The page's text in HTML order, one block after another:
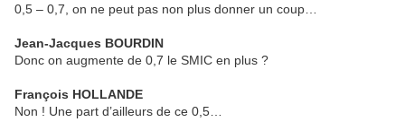
0,5 – 0,7, on ne peut pas non plus donner un coup…
Jean-Jacques BOURDIN
Donc on augmente de 0,7 le SMIC en plus ?
François HOLLANDE
Non ! Une part d’ailleurs de ce 0,5…